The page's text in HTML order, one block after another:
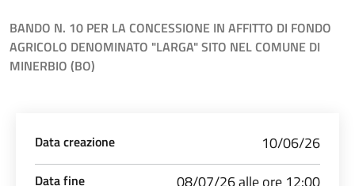
BANDO N. 10 PER LA CONCESSIONE IN AFFITTO DI FONDO
AGRICOLO DENOMINATO "LARGA" SITO NEL COMUNE DI
MINERBIO (BO)
Data creazione 10/06/26
Data fine 08/07/26 alle ore 12:00